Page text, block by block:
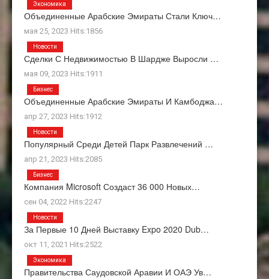
Объединенные Арабские Эмираты Стали Ключ…
мая 25, 2023 Hits:1856
Экономика
Сделки С Недвижимостью В Шардже Выросли …
мая 09, 2023 Hits:1911
Новости
Объединенные Арабские Эмираты И Камбоджа…
апр 27, 2023 Hits:1912
Бизнес
Популярный Среди Детей Парк Развлечений …
апр 21, 2023 Hits:2085
Новости
Компания Microsoft Создаст 36 000 Новых…
сен 04, 2022 Hits:2247
Бизнес
За Первые 10 Дней Выставку Expo 2020 Dub…
окт 11, 2021 Hits:2522
Новости
Правительства Саудовской Аравии И ОАЭ Ув…
Экономика